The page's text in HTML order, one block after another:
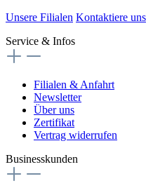
Unsere Filialen Kontaktiere uns
Service & Infos
Filialen & Anfahrt
Newsletter
Über uns
Zertifikat
Vertrag widerrufen
Businesskunden